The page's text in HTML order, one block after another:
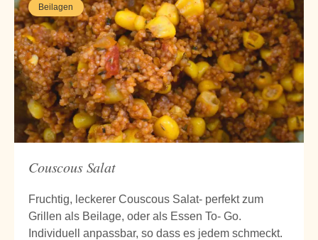
Couscous Salat
Fruchtig, leckerer Couscous Salat- perfekt zum
Grillen als Beilage, oder als Essen To- Go.
Individuell anpassbar, so dass es jedem schmeckt.
Beilagen